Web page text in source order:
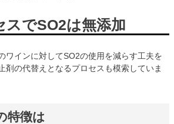
スでSO2は無添加
ワインに対してSO2の使用を減らす工夫を
剤の代替えとなるプロセスも模索していま
特徴は